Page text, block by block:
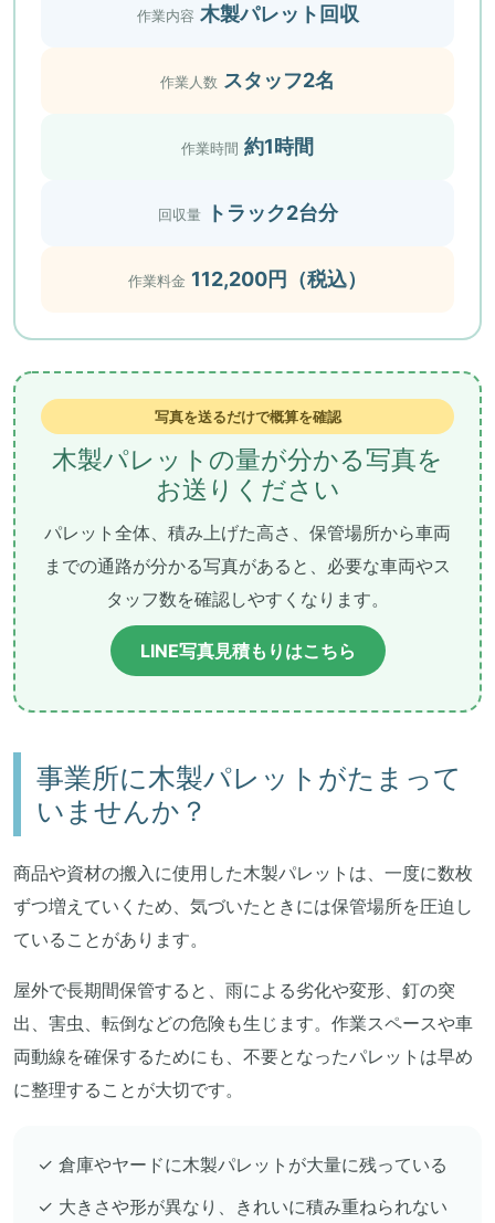
作業内容 木製パレット回収
作業人数 スタッフ2名
作業時間 約1時間
回収量 トラック2台分
作業料金 112,200円（税込）
写真を送るだけで概算を確認
木製パレットの量が分かる写真を
お送りください
パレット全体、積み上げた高さ、保管場所から車両
までの通路が分かる写真があると、必要な車両やス
タッフ数を確認しやすくなります。
LINE写真見積もりはこちら
事業所に木製パレットがたまって
いませんか？
商品や資材の搬入に使用した木製パレットは、一度に数枚
ずつ増えていくため、気づいたときには保管場所を圧迫し
ていることがあります。
屋外で長期間保管すると、雨による劣化や変形、釘の突
出、害虫、転倒などの危険も生じます。作業スペースや車
両動線を確保するためにも、不要となったパレットは早め
に整理することが大切です。
✓ 倉庫やヤードに木製パレットが大量に残っている
✓ 大きさや形が異なり、きれいに積み重ねられない